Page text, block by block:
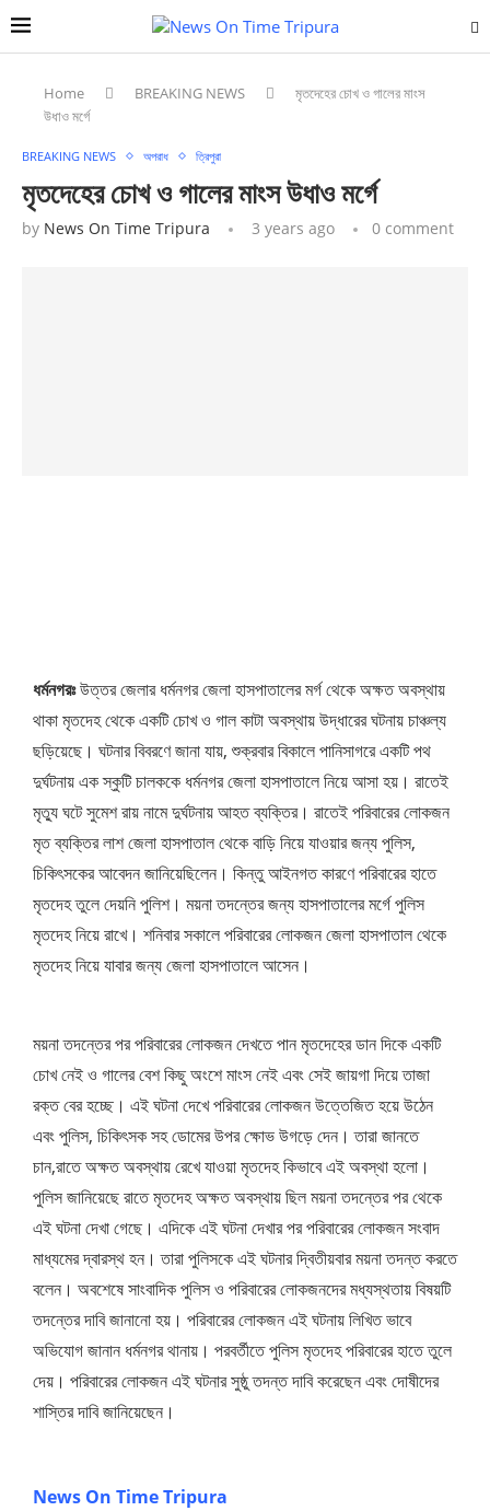
Home BREAKING NEWS
মৃতদেহের চোখ ও গালের মাংস
উধাও মর্গে
BREAKING NEWS অপরাধ ত্রিপুরা
মৃতদেহের চোখ ও গালের মাংস উধাও মর্গে
by News On Time Tripura 3 years ago 0 comment
ধর্মনগরঃউত্তর জেলার ধর্মনগর জেলা হাসপাতালের মর্গ থেকে অক্ষত অবস্থায়
থাকা মৃতদেহ থেকে একটি চোখ ও গাল কাটা অবস্থায় উদ্ধারের ঘটনায় চাঞ্চল্য
ছড়িয়েছে। ঘটনার বিবরণে জানা যায়, শুক্রবার বিকালে পানিসাগরে একটি পথ
দুর্ঘটনায় এক স্কুটি চালককে ধর্মনগর জেলা হাসপাতালে নিয়ে আসা হয়। রাতেই
মৃত্যু ঘটে সুমেশ রায় নামে দুর্ঘটনায় আহত ব্যক্তির। রাতেই পরিবারের লোকজন
মৃত ব্যক্তির লাশ জেলা হাসপাতাল থেকে বাড়ি নিয়ে যাওয়ার জন্য পুলিস,
চিকিৎসকের আবেদন জানিয়েছিলেন। কিন্তু আইনগত কারণে পরিবারের হাতে
মৃতদেহ তুলে দেয়নি পুলিশ। ময়না তদন্তের জন্য হাসপাতালের মর্গে পুলিস
মৃতদেহ নিয়ে রাখে। শনিবার সকালে পরিবারের লোকজন জেলা হাসপাতাল থেকে
মৃতদেহ নিয়ে যাবার জন্য জেলা হাসপাতালে আসেন।
ময়না তদন্তের পর পরিবারের লোকজন দেখতে পান মৃতদেহের ডান দিকে একটি
চোখ নেই ও গালের বেশ কিছু অংশে মাংস নেই এবং সেই জায়গা দিয়ে তাজা
রক্ত বের হচ্ছে। এই ঘটনা দেখে পরিবারের লোকজন উত্তেজিত হয়ে উঠেন
এবং পুলিস, চিকিৎসক সহ ডোমের উপর ক্ষোভ উগড়ে দেন। তারা জানতে
চান,রাতে অক্ষত অবস্থায় রেখে যাওয়া মৃতদেহ কিভাবে এই অবস্থা হলো।
পুলিস জানিয়েছে রাতে মৃতদেহ অক্ষত অবস্থায় ছিল ময়না তদন্তের পর থেকে
এই ঘটনা দেখা গেছে। এদিকে এই ঘটনা দেখার পর পরিবারের লোকজন সংবাদ
মাধ্যমের দ্বারস্থ হন। তারা পুলিসকে এই ঘটনার দ্বিতীয়বার ময়না তদন্ত করতে
বলেন। অবশেষে সাংবাদিক পুলিস ও পরিবারের লোকজনদের মধ্যস্থতায় বিষয়টি
তদন্তের দাবি জানানো হয়। পরিবারের লোকজন এই ঘটনায় লিখিত ভাবে
অভিযোগ জানান ধর্মনগর থানায়। পরবর্তীতে পুলিস মৃতদেহ পরিবারের হাতে তুলে
দেয়। পরিবারের লোকজন এই ঘটনার সুষ্ঠু তদন্ত দাবি করেছেন এবং দোষীদের
শাস্তির দাবি জানিয়েছেন।
News On Time Tripura